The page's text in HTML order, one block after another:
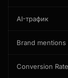
AI-трафик
Brand mentions
Conversion